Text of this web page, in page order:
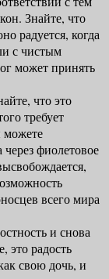
Знайте, что
радуется, когда
с чистым
может принять
что это
требует
можете
через фиолетовое
всего мира
и снова
это радость
свою дочь, и